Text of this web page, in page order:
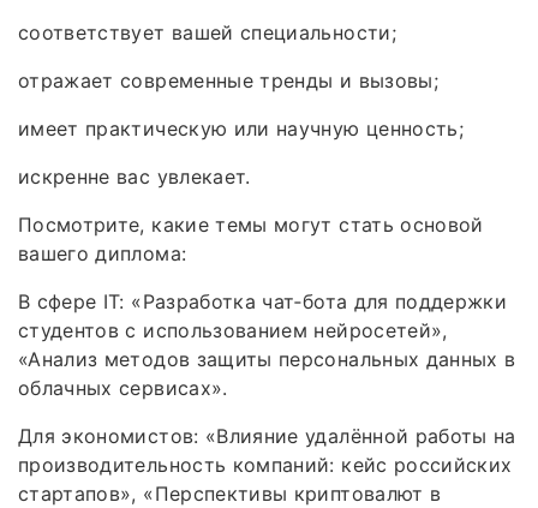
соответствует вашей специальности;
отражает современные тренды и вызовы;
имеет практическую или научную ценность;
искренне вас увлекает.
Посмотрите, какие темы могут стать основой
вашего диплома:
В сфере IT: «Разработка чат‑бота для поддержки
студентов с использованием нейросетей»,
«Анализ методов защиты персональных данных в
облачных сервисах».
Для экономистов: «Влияние удалённой работы на
производительность компаний: кейс российских
стартапов», «Перспективы криптовалют в